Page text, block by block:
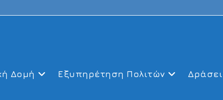
Δομή Εξυπηρέτηση Πολιτών